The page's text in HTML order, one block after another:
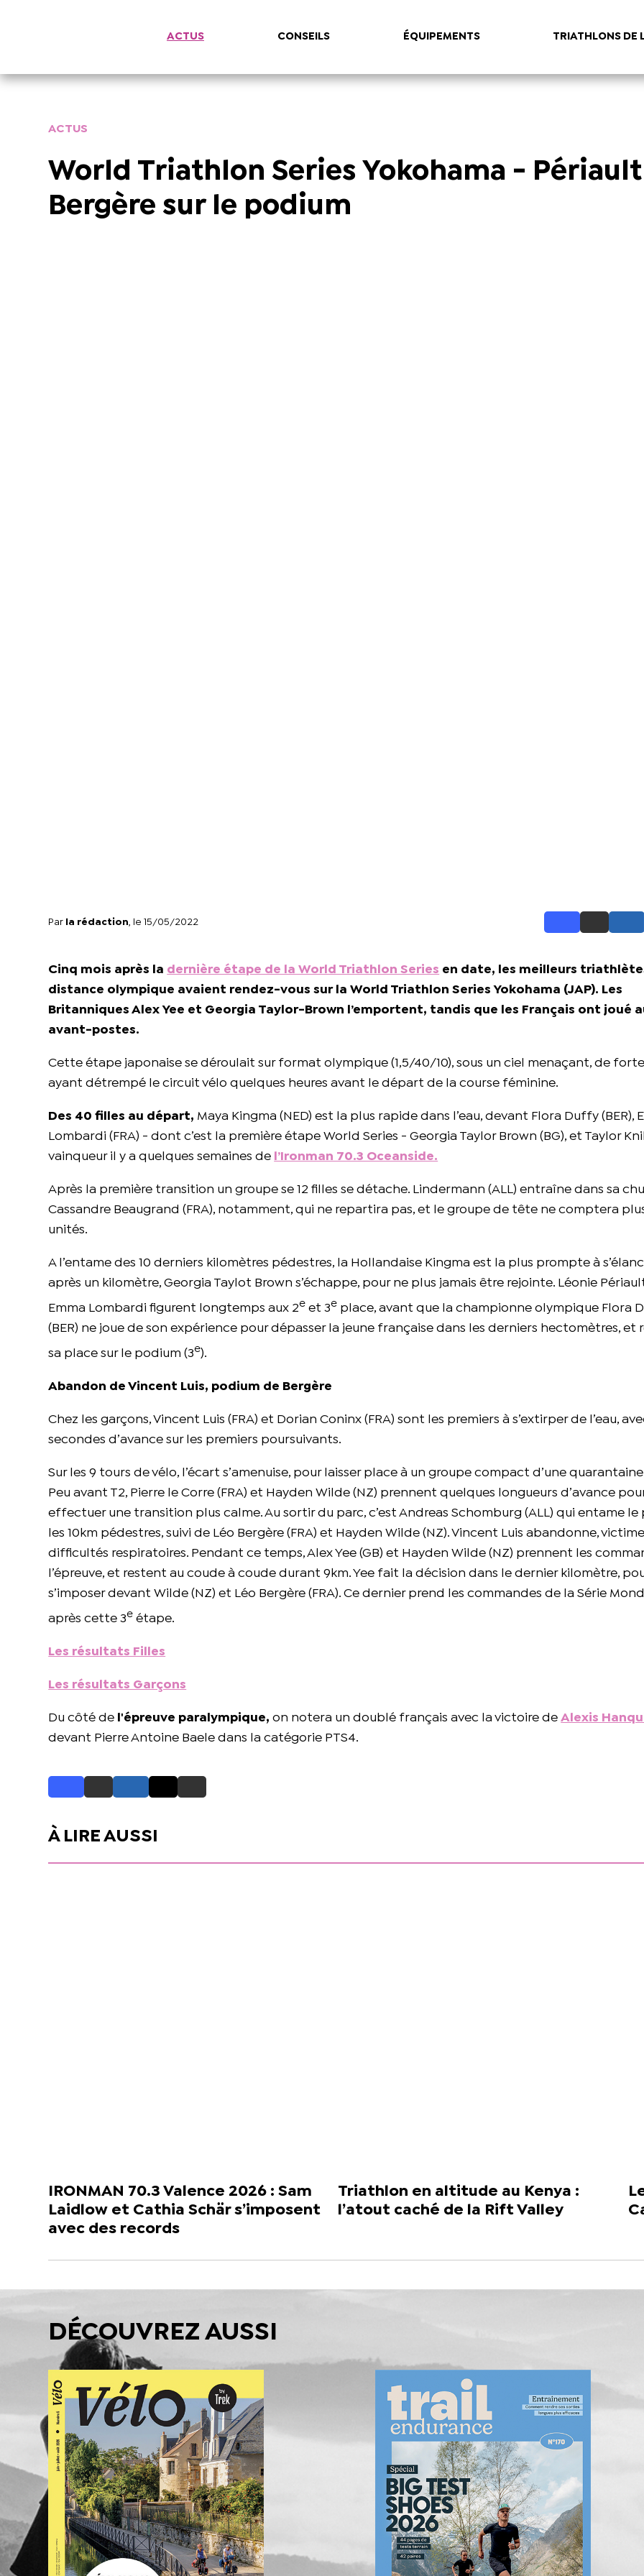
ACTUS CONSEILS ÉQUIPEMENTS TRIATHLONS DE
ACTUS
World Triathlon Series Yokohama -
Bergère sur le podium
Par la rédaction , le 15/05/2022
Cinq mois après la dernière étape de la World Triathlon Series en date, les meilleurs
distance olympique avaient rendez-vous sur la World Triathlon Series Yokohama (JAP). Les
Britanniques Alex Yee et Georgia Taylor-Brown l’emportent, tandis que les Français ont joué
avant-postes.
Cette étape japonaise se déroulait sur format olympique (1,5/40/10), sous un ciel menaçant, de
ayant détrempé le circuit vélo quelques heures avant le départ de la course féminine.
Des 40 filles au départ, Maya Kingma (NED) est la plus rapide dans l’eau, devant Flora Duffy (BER),
Lombardi (FRA) - dont c’est la première étape World Series - Georgia Taylor Brown (BG), et Taylor
vainqueur il y a quelques semaines de
l’Ironman 70.3 Oceanside.
Après la première transition un groupe se 12 filles se détache. Lindermann (ALL) entraîne dans sa
Cassandre Beaugrand (FRA), notamment, qui ne repartira pas, et le groupe de tête ne comptera
unités.
A l’entame des 10 derniers kilomètres pédestres, la Hollandaise Kingma est la plus prompte à
après un kilomètre, Georgia Taylot Brown s’échappe, pour ne plus jamais être rejointe. Léonie
Emma Lombardi figurent longtemps aux 2e et 3e place, avant que la championne olympique Flora
(BER) ne joue de son expérience pour dépasser la jeune française dans les derniers hectomètres, et
sa place sur le podium (3e).
Abandon de Vincent Luis, podium de Bergère
Chez les garçons, Vincent Luis (FRA) et Dorian Coninx (FRA) sont les premiers à s’extirper de l’eau,
secondes d’avance sur les premiers poursuivants.
Sur les 9 tours de vélo, l’écart s’amenuise, pour laisser place à un groupe compact d’une quarantaine
Peu avant T2, Pierre le Corre (FRA) et Hayden Wilde (NZ) prennent quelques longueurs d’avance
effectuer une transition plus calme. Au sortir du parc, c’est Andreas Schomburg (ALL) qui entame le
les 10km pédestres, suivi de Léo Bergère (FRA) et Hayden Wilde (NZ). Vincent Luis abandonne,
difficultés respiratoires. Pendant ce temps, Alex Yee (GB) et Hayden Wilde (NZ) prennent les
l’épreuve, et restent au coude à coude durant 9km. Yee fait la décision dans le dernier kilomètre,
s’imposer devant Wilde (NZ) et Léo Bergère (FRA). Ce dernier prend les commandes de la Série
après cette 3e étape.
Les résultats Filles
Les résultats Garçons
Du côté de l'épreuve paralympique, on notera un doublé français avec la victoire deAlexis
devant Pierre Antoine Baele dans la catégorie PTS4.
À LIRE AUSSI
IRONMAN 70.3 Valence 2026 : Sam
Laidlow et Cathia Schär s’imposent
avec des records
Triathlon en altitude au Kenya :
l’atout caché de la Rift Valley
DÉCOUVREZ AUSSI